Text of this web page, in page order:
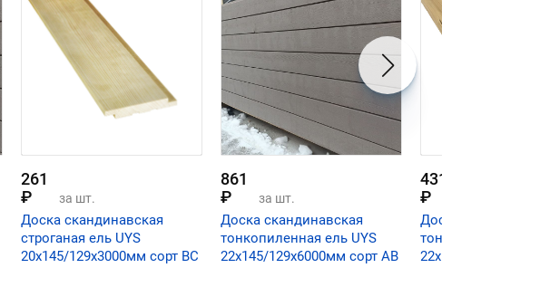
261
₽
за шт.
Доска скандинавская
строганая ель UYS
20х145/129х3000мм сорт ВС
861
₽
за шт.
Доска скандинавская
тонкопиленная ель UYS
22х145/129х6000мм сорт АВ
431
₽
Доска
тонкопиленная
22х145/